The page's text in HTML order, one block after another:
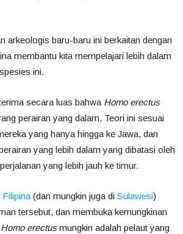
arkeologis baru-baru ini berkaitan dengan
membantu kita mempelajari lebih dalam
ini.
secara luas bahwa Homo erectus
perairan yang dalam. Teori ini sesuai
yang hanya hingga ke Jawa, dan
yang lebih dalam yang dibatasi oleh
yang lebih jauh ke timur.
Filipina (dan mungkin juga di Sulawesi)
tersebut, dan membuka kemungkinan
Homo erectusmungkin adalah pelaut yang